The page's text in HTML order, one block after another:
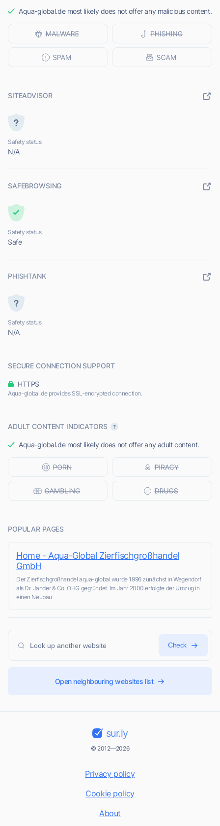
Aqua-global.de most likely does not offer any malicious content.
SITEADVISOR
Safety status
N/A
SAFEBROWSING
Safety status
Safe
PHISHTANK
Safety status
N/A
SECURE CONNECTION SUPPORT
HTTPS
Aqua-global.de provides SSL-encrypted connection.
ADULT CONTENT INDICATORS
Aqua-global.de most likely does not offer any adult content.
POPULAR PAGES
Home - Aqua-Global Zierfischgroßhandel
GmbH
Der Zierfischgroßhandel aqua-global wurde 1996 zunächst in Wegendorf
als Dr. Jander & Co. OHG gegründet. Im Jahr 2000 erfolgte der Umzug in
einen Neubau
Check
Open neighbouring websites list
sur.ly
© 2012—2026
Privacy policy
Cookie policy
About